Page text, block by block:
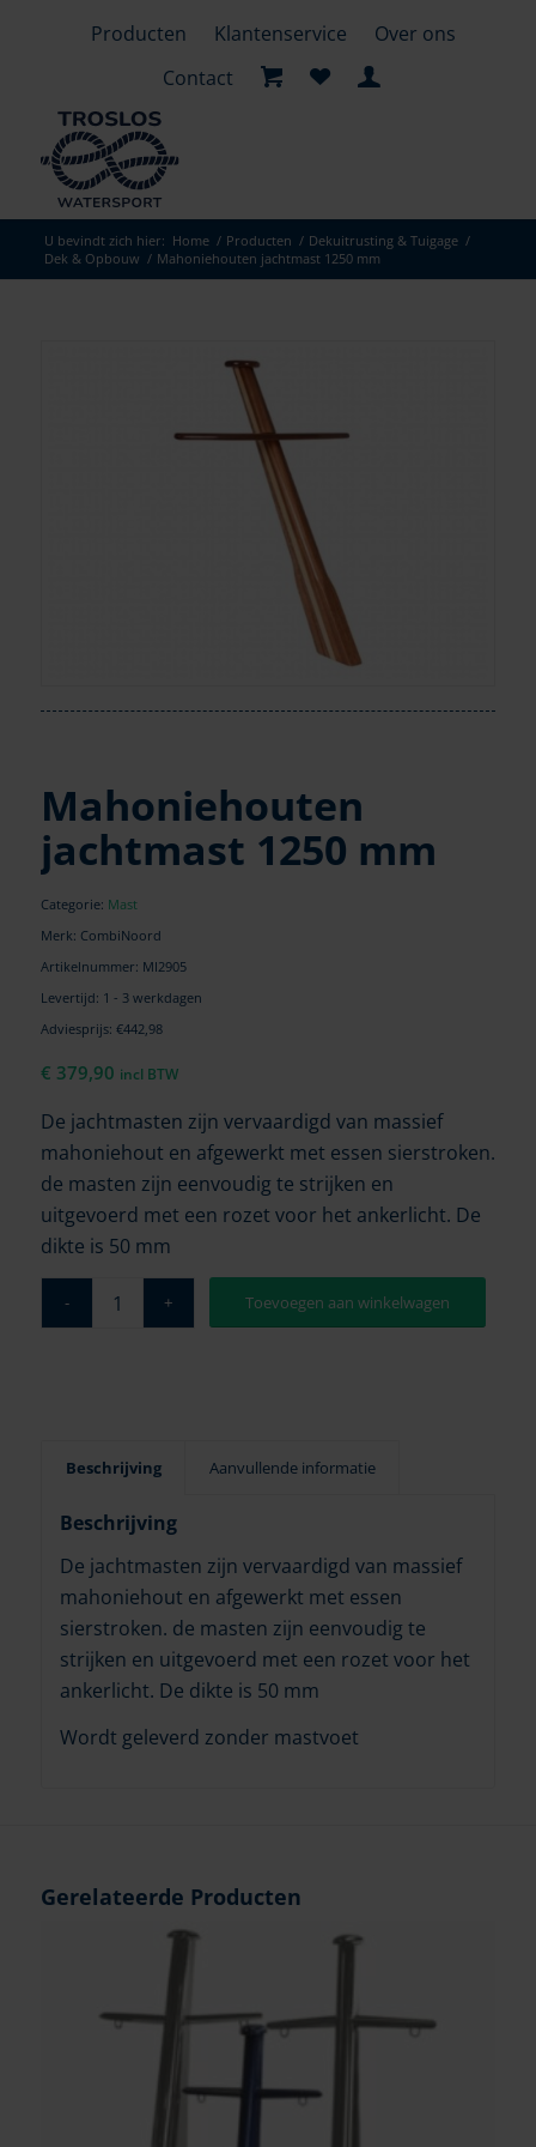
Producten Klantenservice
Over ons
Contact
U bevindt zich hier: Home / Producten / Dekuitrusting & Tuigage /
Dek & Opbouw / Mahoniehouten jachtmast 1250 mm
Mahoniehouten
jachtmast 1250 mm
Categorie: Mast
Merk: CombiNoord
Artikelnummer: MI2905
Levertijd: 1 - 3 werkdagen
Adviesprijs: €442,98
€ 379,90 incl BTW
De jachtmasten zijn vervaardigd van massief
mahoniehout en afgewerkt met essen sierstroken.
de masten zijn eenvoudig te strijken en
uitgevoerd met een rozet voor het ankerlicht. De
dikte is 50 mm
Toevoegen aan winkelwagen
Beschrijving Aanvullende informatie
Beschrijving
De jachtmasten zijn vervaardigd van massief
mahoniehout en afgewerkt met essen
sierstroken. de masten zijn eenvoudig te
strijken en uitgevoerd met een rozet voor het
ankerlicht. De dikte is 50 mm
Wordt geleverd zonder mastvoet
Gerelateerde Producten